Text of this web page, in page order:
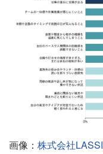
画像： 株式会社